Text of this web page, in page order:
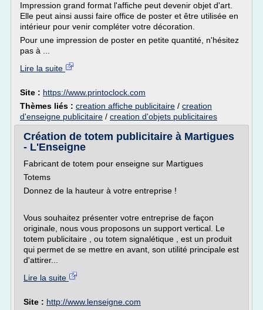
Impression grand format l'affiche peut devenir objet d'art.
Elle peut ainsi aussi faire office de poster et être utilisée en
intérieur pour venir compléter votre décoration.
Pour une impression de poster en petite quantité, n'hésitez
pas à ...
Lire la suite
Site : https://www.printoclock.com
Thèmes liés : creation affiche publicitaire / creation
d'enseigne publicitaire / creation d'objets publicitaires
Création de totem publicitaire à Martigues
- L'Enseigne
Fabricant de totem pour enseigne sur Martigues
Totems
Donnez de la hauteur à votre entreprise !
Vous souhaitez présenter votre entreprise de façon
originale, nous vous proposons un support vertical. Le
totem publicitaire , ou totem signalétique , est un produit
qui permet de se mettre en avant, son utilité principale est
d'attirer...
Lire la suite
Site : http://www.lenseigne.com